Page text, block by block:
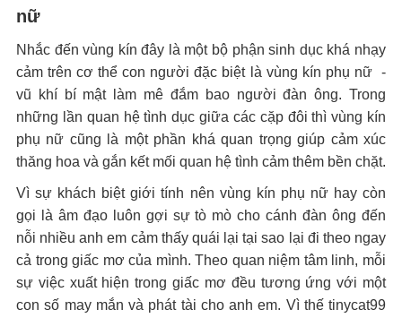
nữ
Nhắc đến vùng kín đây là một bộ phận sinh dục khá nhạy
cảm trên cơ thể con người đặc biệt là vùng kín phụ nữ -
vũ khí bí mật làm mê đắm bao người đàn ông. Trong
những lần quan hệ tình dục giữa các cặp đôi thì vùng kín
phụ nữ cũng là một phần khá quan trọng giúp cảm xúc
thăng hoa và gắn kết mối quan hệ tình cảm thêm bền chặt.
Vì sự khách biệt giới tính nên vùng kín phụ nữ hay còn
gọi là âm đạo luôn gợi sự tò mò cho cánh đàn ông đến
nỗi nhiều anh em cảm thấy quái lại tại sao lại đi theo ngay
cả trong giấc mơ của mình. Theo quan niệm tâm linh, mỗi
sự việc xuất hiện trong giấc mơ đều tương ứng với một
con số may mắn và phát tài cho anh em. Vì thế tinycat99